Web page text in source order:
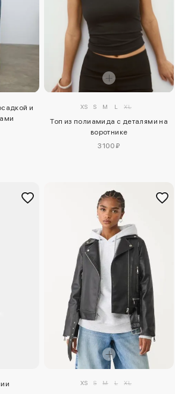
и
XS S M L XL
Топ из полиамида с деталями на
воротнике
3100 ₽
XS S M L XL